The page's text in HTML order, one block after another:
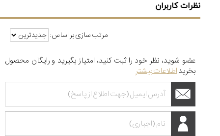
نظرات کاربران
مرتب سازی بر اساس:
عضو شوید، نظر خود را ثبت کنید، امتیاز بگیرید و رایگان محصول
بخریداطلاعات بیشتر